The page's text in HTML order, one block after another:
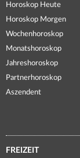
Horoskop Heute
Horoskop Morgen
Wochenhoroskop
Monatshoroskop
Jahreshoroskop
Partnerhoroskop
Aszendent
FREIZEIT